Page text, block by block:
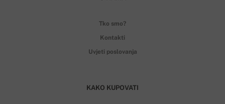
Tko smo?
Kontakti
Uvjeti poslovanja
KAKO KUPOVATI